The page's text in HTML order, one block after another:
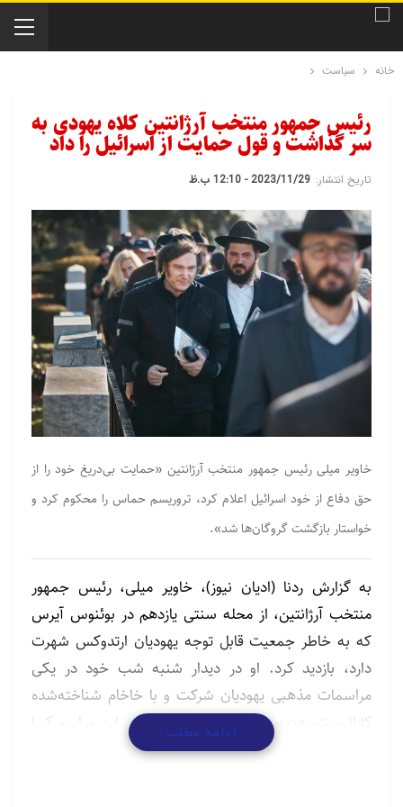
خانه سیاست
رئیس جمهور منتخب آرژانتین کلاه یهودی به
سر گذاشت و قول حمایت از اسرائیل را داد
تاریخ انتشار: 2023/11/29 - 12:10 ب.ظ
خاویر میلی رئیس جمهور منتخب آرژانتین «حمایت بی‌دریغ خود را از
حق دفاع از خود اسرائیل اعلام کرد، تروریسم حماس را محکوم کرد و
خواستار بازگشت گروگان‌ها شد».
به گزارش ردنا (ادیان نیوز)، خاویر میلی، رئیس جمهور
منتخب آرژانتین، از محله سنتی یازدهم در بوئنوس آیرس
که به خاطر جمعیت قابل توجه یهودیان ارتدوکس شهرت
دارد، بازدید کرد. او در دیدار شنبه شب خود در یکی
مراسمات مذهبی یهودیان شرکت و با خاخام شناخته‌شده
کابالیست، «دیوید پینتو»، دیدار کرد. او در این مراسم کیپا
(کلاه یهودی) بر سر گذاشته بود.
ادامه مطلب